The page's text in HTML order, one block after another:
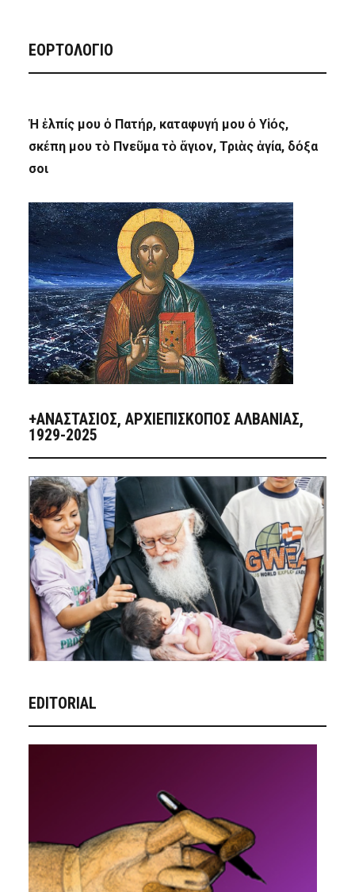
ΕΟΡΤΟΛΟΓΙΟ
Ἡ ἐλπίς μου ὁ Πατήρ, καταφυγή μου ὁ Υἱός,
σκέπη μου τὸ Πνεῦμα τὸ ἅγιον, Τριὰς ἁγία, δόξα
σοι
+ΑΝΑΣΤΆΣΙΟΣ, ΑΡΧΙΕΠΊΣΚΟΠΟΣ ΑΛΒΑΝΊΑΣ,
1929-2025
EDITORIAL